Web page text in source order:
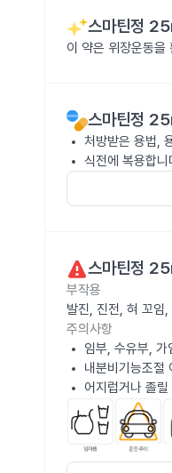
스마틴정
이 약은 위장운동을
스마틴정
처방받은 용법,
식전에 복용합니
스마틴정
부작용
발진, 진전, 혀 꼬임
주의사항
임부, 수유부, 가
내분비기능조절
어지럽거나 졸